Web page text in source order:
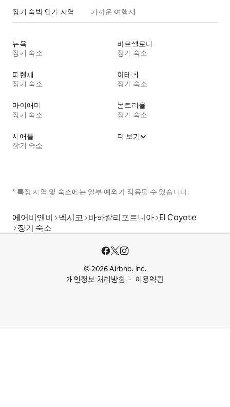
장기 숙박 인기 지역 가까운 여행지
뉴욕
장기 숙소
바르셀로나
장기 숙소
피렌체
장기 숙소
아테네
장기 숙소
마이애미
장기 숙소
몬트리올
장기 숙소
시애틀
장기 숙소
더 보기
* 특정 지역 및 숙소에는 일부 예외가 적용될 수 있습니다.
에어비앤비 멕시코 바하칼리포르니아 El Coyote
장기 숙소
© 2026 Airbnb, Inc.
개인정보 처리방침
이용약관